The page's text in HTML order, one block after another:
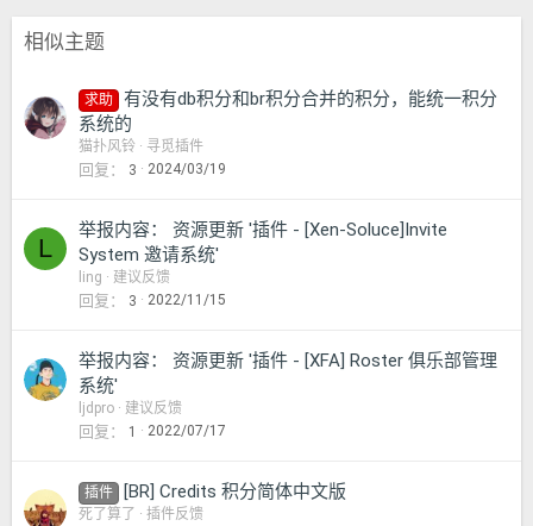
相似主题
求助
有没有db积分和br积分合并的积分，能统一积分
系统的
猫扑风铃 寻觅插件
回复 3 2024/03/19
L
举报内容： 资源更新 '插件 - [Xen-Soluce]Invite
System 邀请系统'
ling 建议反馈
回复 3 2022/11/15
举报内容： 资源更新 '插件 - [XFA] Roster 俱乐部管理
系统'
ljdpro 建议反馈
回复 1 2022/07/17
插件 [BR] Credits 积分简体中文版
死了算了 插件反馈